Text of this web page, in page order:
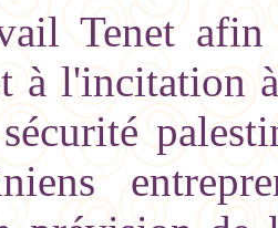
Tenet
à l'incitation